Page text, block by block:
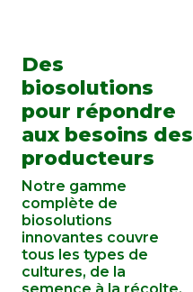
Des
biosolutions
pour répondre
aux besoins des
producteurs
Notre gamme
complète de
biosolutions
innovantes couvre
tous les types de
cultures, de la
semence à la récolte.